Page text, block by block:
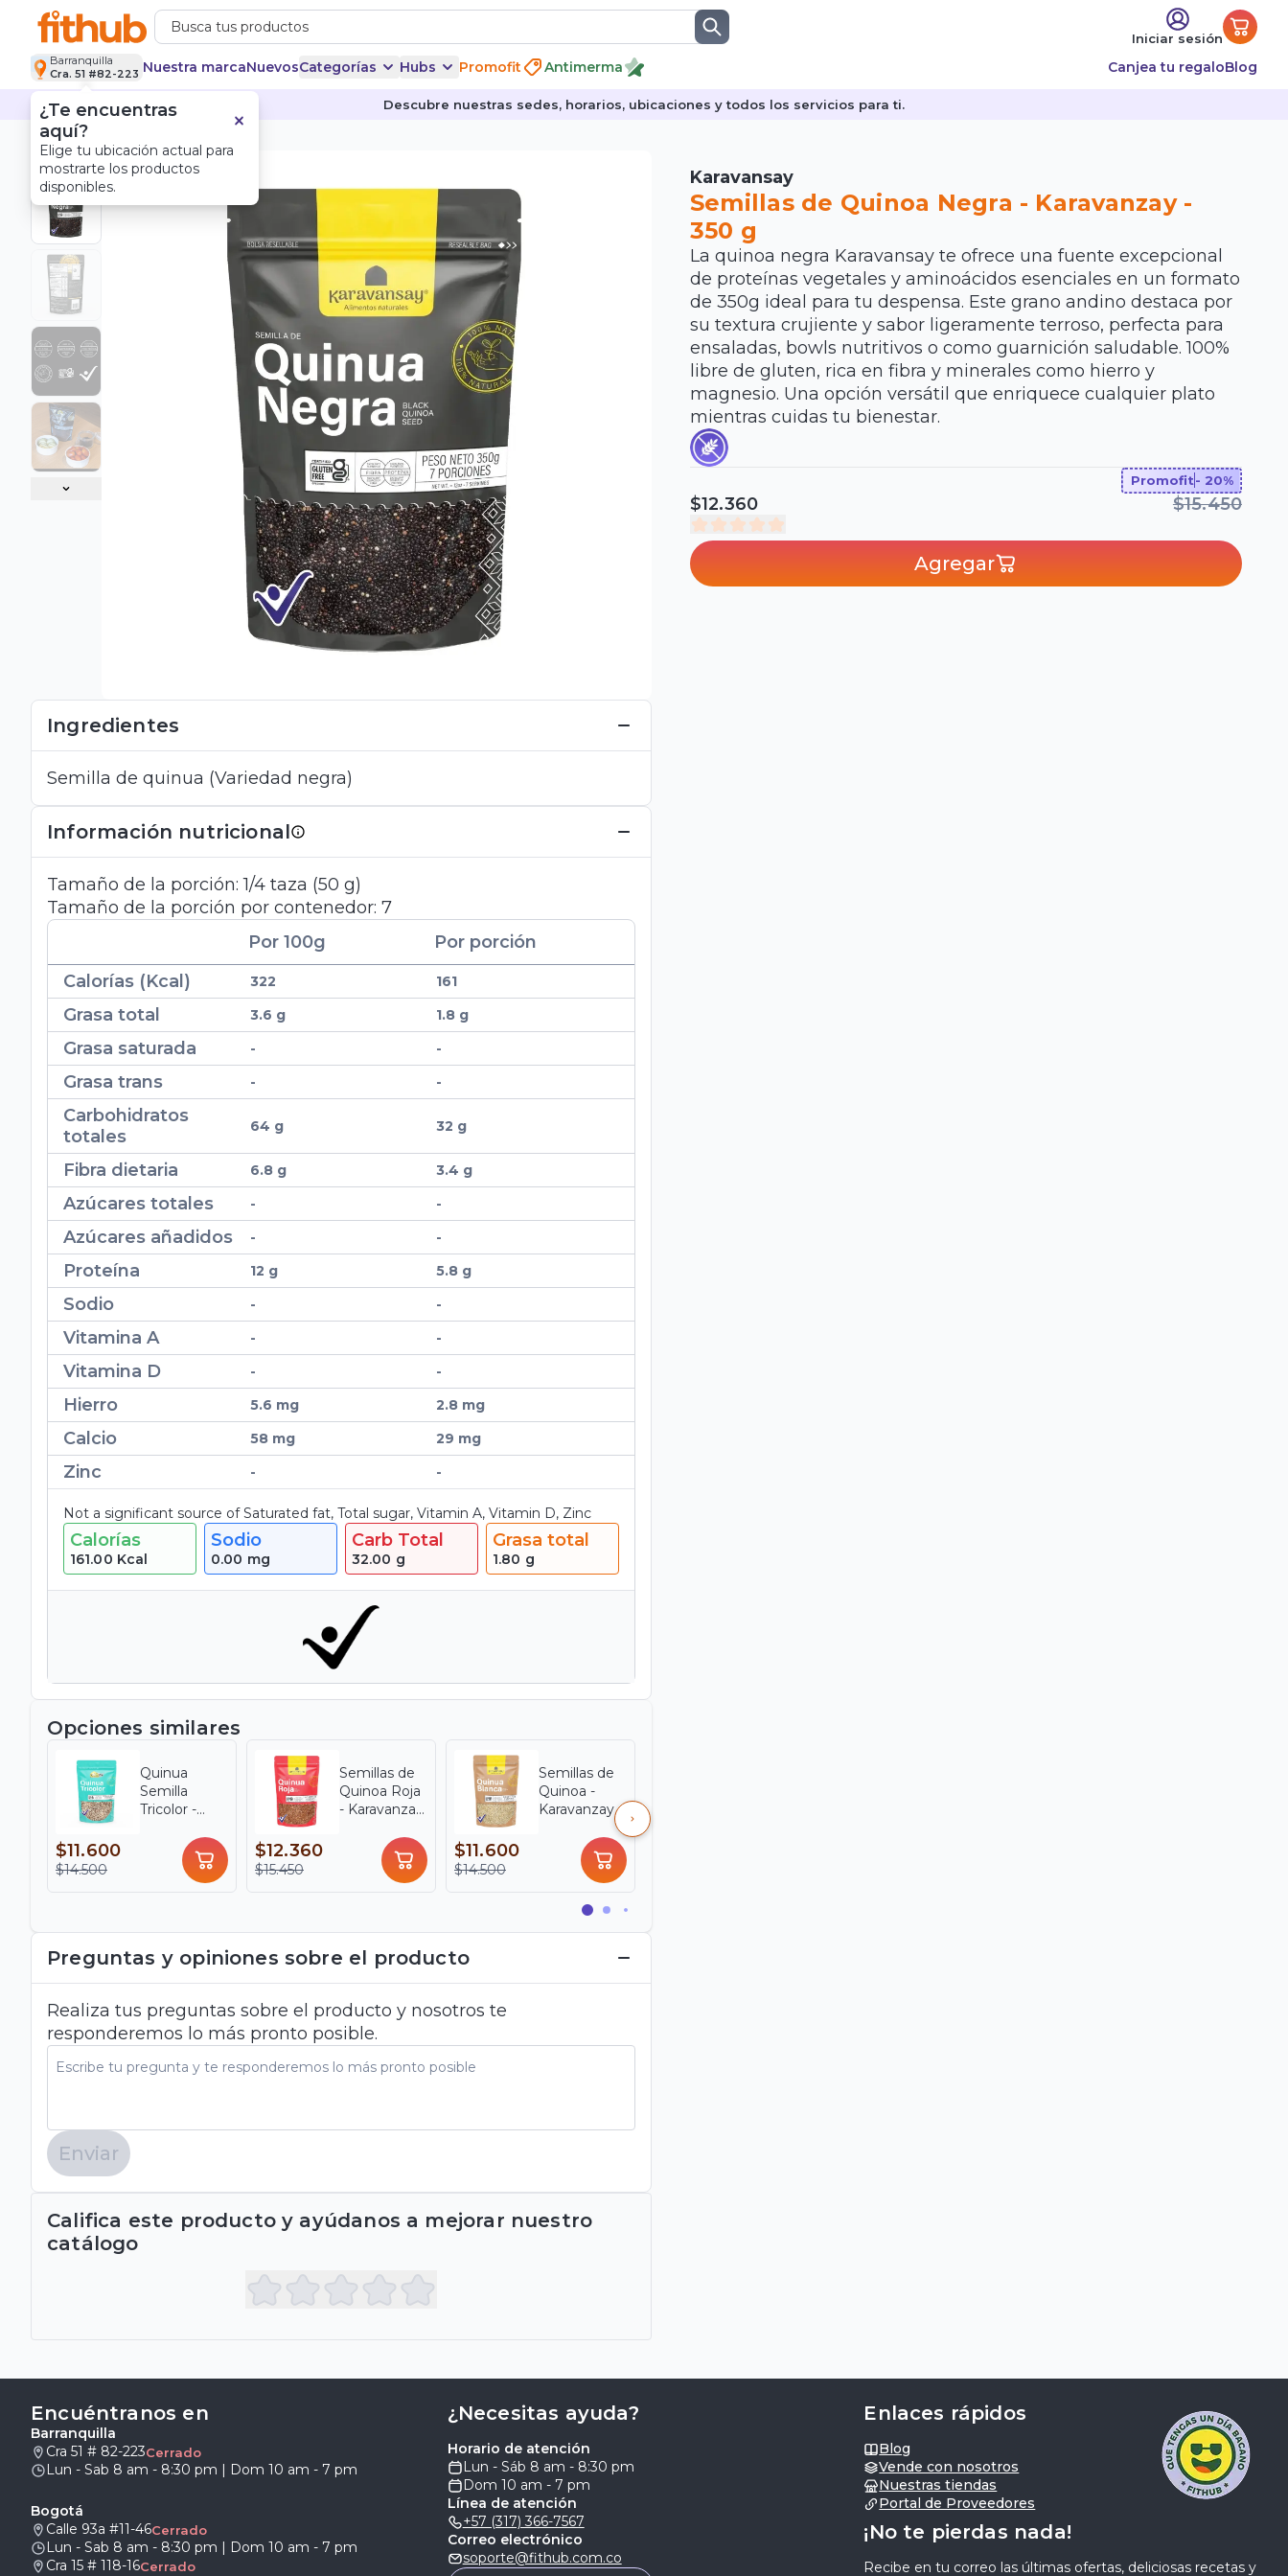
Iniciar sesión
Barranquilla
Cra. 51 #82-223 Nuestra marcaNuevosCategorías Hubs Promofit Antimerma Canjea tu regaloBlog
Descubre nuestras sedes, horarios, ubicaciones y todos los servicios para ti.
Nuevo
Ingredientes
Semilla de quinua (Variedad negra)
Información nutricional
Tamaño de la porción:1/4 taza (50 g)
Tamaño de la porción por contenedor: 7
Por 100g
Por porción
Calorías (Kcal)
322 161
Grasa total 3.6 g 1.8 g
Grasa saturada - -
Grasa trans - -
Carbohidratos
totales
64 g 32 g
Fibra dietaria 6.8 g 3.4 g
Azúcares totales - -
Azúcares añadidos - -
Proteína 12 g 5.8 g
Sodio - -
Vitamina A - -
Vitamina D - -
Hierro 5.6 mg 2.8 mg
Calcio 58 mg 29 mg
Zinc - -
Not a significant source of Saturated fat, Total sugar, Vitamin A, Vitamin D, Zinc
Calorías
161.00 Kcal
Sodio
0.00 mg
Carb Total
32.00 g
Grasa total
1.80 g
Opciones similares
Quinua
Semilla
Tricolor -
$11.600
$14.500
Semillas de
Quinoa Roja
- Karavanzay
$12.360
$15.450
Semillas de
Quinoa -
Karavanzay x
$11.600
$14.500
Preguntas y opiniones sobre el producto
Realiza tus preguntas sobre el producto y nosotros te
responderemos lo más pronto posible.
Enviar
Califica este producto y ayúdanos a mejorar nuestro
catálogo
Karavansay
Semillas de Quinoa Negra - Karavanzay -
350 g
La quinoa negra Karavansay te ofrece una fuente excepcional
de proteínas vegetales y aminoácidos esenciales en un formato
de 350g ideal para tu despensa. Este grano andino destaca por
su textura crujiente y sabor ligeramente terroso, perfecta para
ensaladas, bowls nutritivos o como guarnición saludable. 100%
libre de gluten, rica en fibra y minerales como hierro y
magnesio. Una opción versátil que enriquece cualquier plato
mientras cuidas tu bienestar.
$12.360
Promofit- 20%
$15.450
Agregar
Encuéntranos en
Barranquilla
Cra 51 # 82-223Cerrado
Lun - Sab 8 am - 8:30 pm | Dom 10 am - 7 pm
Bogotá
Calle 93a #11-46Cerrado
Lun - Sab 8 am - 8:30 pm | Dom 10 am - 7 pm
Cra 15 # 118-16Cerrado
Enlaces rápidos
Blog
Vende con nosotros
Nuestras tiendas
Portal de Proveedores
¡No te pierdas nada!
Recibe en tu correo las últimas ofertas, deliciosas recetas y
¿Necesitas ayuda?
Horario de atención
Lun - Sáb 8 am - 8:30 pm
Dom 10 am - 7 pm
Línea de atención
+57 (317) 366-7567
Correo electrónico
soporte@fithub.com.co
¿Te encuentras
aquí?
Elige tu ubicación actual para
mostrarte los productos
disponibles.